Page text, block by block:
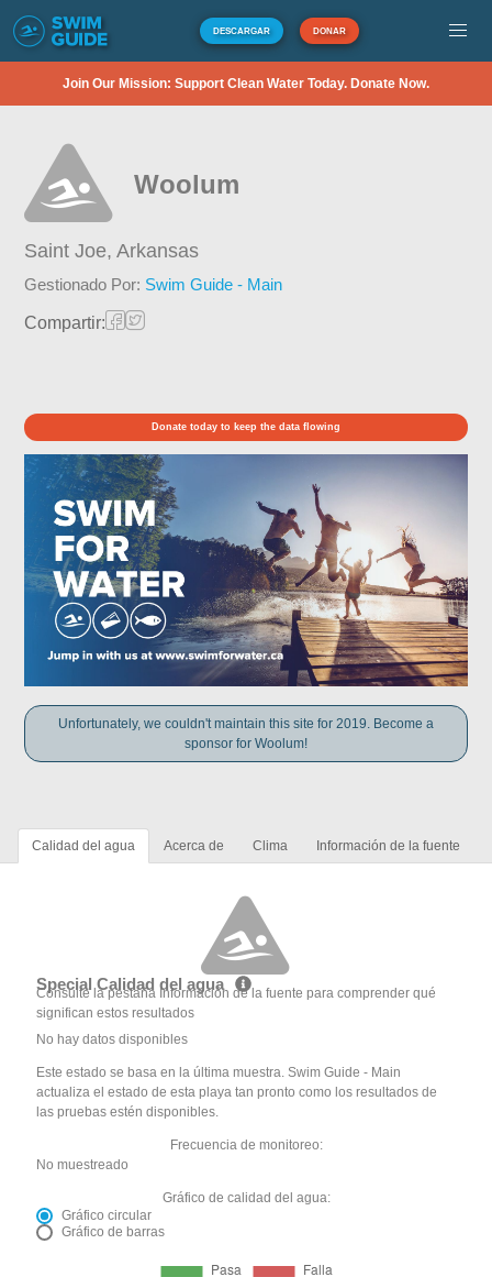
DESCARGAR DONAR
Join Our Mission: Support Clean Water Today. Donate Now.
Woolum
Saint Joe,Arkansas
Gestionado Por: Swim Guide - Main
Compartir:
Donate today to keep the data flowing
Unfortunately, we couldn't maintain this site for 2019. Become a
sponsor for Woolum!
Calidad del agua Acerca de Clima Información de la fuente
Special Calidad del agua
Consulte la pestaña Información de la fuente para comprender qué
significan estos resultados
No hay datos disponibles
Este estado se basa en la última muestra. Swim Guide - Main
actualiza el estado de esta playa tan pronto como los resultados de
las pruebas estén disponibles.
Frecuencia de monitoreo:
No muestreado
Gráfico de calidad del agua:
Gráfico circular
Gráfico de barras